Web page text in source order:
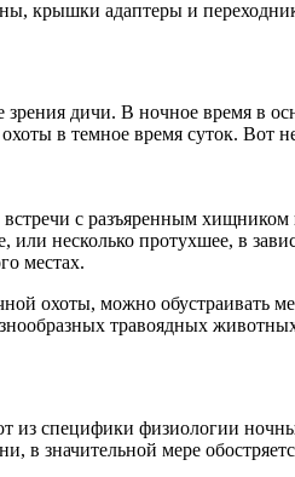
крышки адаптеры и
дичи. В ночное время в
в темное время суток. Вот
с разъяренным хищником
несколько протухшее, в
местах.
охоты, можно обустраивать
травоядных
из специфики физиологии
значительной мере